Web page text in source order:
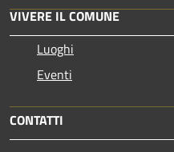
VIVERE IL COMUNE
Luoghi
Eventi
CONTATTI